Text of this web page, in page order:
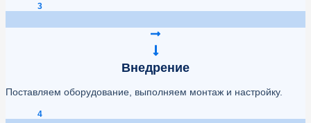
3
Внедрение
Поставляем оборудование, выполняем монтаж и настройку.
4